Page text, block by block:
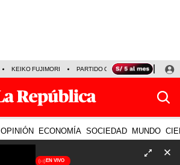
KEIKO FUJIMORI PARTIDO OBRAS ARMONÍA 10
OPINIÓN ECONOMÍA SOCIEDAD MUNDO
EN VIVO